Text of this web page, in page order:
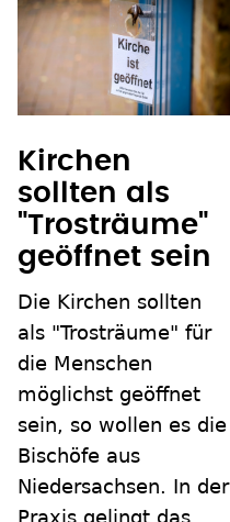
Kirchen
sollten als
"Trosträume"
geöffnet sein
Die Kirchen sollten
als "Trosträume" für
die Menschen
möglichst geöffnet
sein, so wollen es die
Bischöfe aus
Niedersachsen. In der